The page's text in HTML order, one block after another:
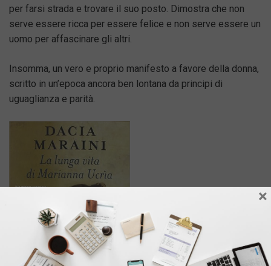
per farsi strada e trovare il suo posto. Dimostra che non
serve essere ricca per essere felice e non serve essere un
uomo per affascinare gli altri.
Insomma, un vero e proprio manifesto a favore della donna,
scritto in un’epoca ancora ben lontana da principi di
uguaglianza e parità.
×